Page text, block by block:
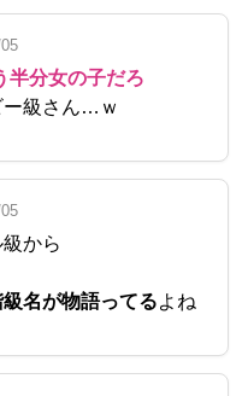
半分女の子だろ
ー級さん…ｗ
から
名が物語ってるよね